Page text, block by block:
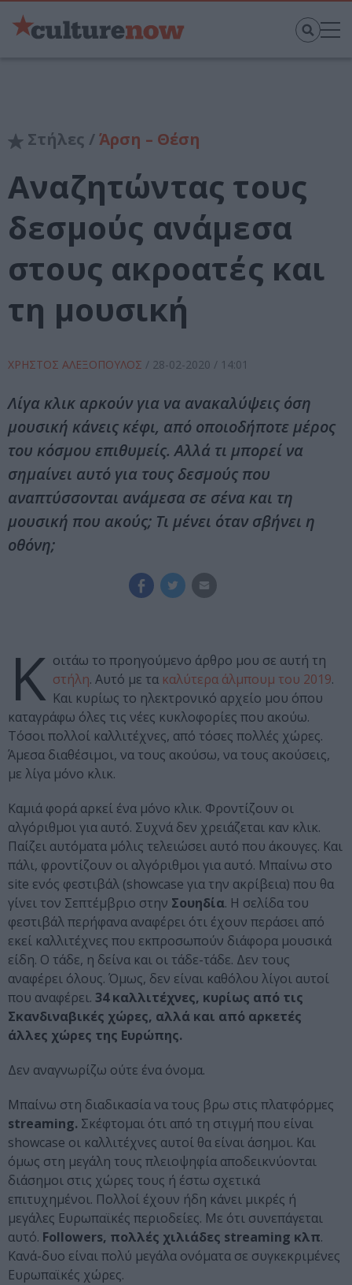
Στήλες /Άρση – Θέση
Αναζητώντας τους
δεσμούς ανάμεσα
στους ακροατές και
τη μουσική
ΧΡΗΣΤΟΣ ΑΛΕΞΟΠΟΥΛΟΣ / 28-02-2020 / 14:01
Λίγα κλικ αρκούν για να ανακαλύψεις όση
μουσική κάνεις κέφι, από οποιοδήποτε μέρος
του κόσμου επιθυμείς. Αλλά τι μπορεί να
σημαίνει αυτό για τους δεσμούς που
αναπτύσσονται ανάμεσα σε σένα και τη
μουσική που ακούς; Τι μένει όταν σβήνει η
οθόνη;
Κ οιτάω το προηγούμενο άρθρο μου σε αυτή τη
στήλη. Αυτό με τα καλύτερα άλμπουμ του 2019.
Και κυρίως το ηλεκτρονικό αρχείο μου όπου
καταγράφω όλες τις νέες κυκλοφορίες που ακούω.
Τόσοι πολλοί καλλιτέχνες, από τόσες πολλές χώρες.
Άμεσα διαθέσιμοι, να τους ακούσω, να τους ακούσεις,
με λίγα μόνο κλικ.
Καμιά φορά αρκεί ένα μόνο κλικ. Φροντίζουν οι
αλγόριθμοι για αυτό. Συχνά δεν χρειάζεται καν κλικ.
Παίζει αυτόματα μόλις τελειώσει αυτό που άκουγες. Και
πάλι, φροντίζουν οι αλγόριθμοι για αυτό. Μπαίνω στο
site ενός φεστιβάλ (showcase για την ακρίβεια) που θα
γίνει τον Σεπτέμβριο στην Σουηδία. Η σελίδα του
φεστιβάλ περήφανα αναφέρει ότι έχουν περάσει από
εκεί καλλιτέχνες που εκπροσωπούν διάφορα μουσικά
είδη. Ο τάδε, η δείνα και οι τάδε-τάδε. Δεν τους
αναφέρει όλους. Όμως, δεν είναι καθόλου λίγοι αυτοί
που αναφέρει. 34 καλλιτέχνες, κυρίως από τις
Σκανδιναβικές χώρες, αλλά και από αρκετές
άλλες χώρες της Ευρώπης.
Δεν αναγνωρίζω ούτε ένα όνομα.
Μπαίνω στη διαδικασία να τους βρω στις πλατφόρμες
streaming. Σκέφτομαι ότι από τη στιγμή που είναι
showcase οι καλλιτέχνες αυτοί θα είναι άσημοι. Και
όμως στη μεγάλη τους πλειοψηφία αποδεικνύονται
διάσημοι στις χώρες τους ή έστω σχετικά
επιτυχημένοι. Πολλοί έχουν ήδη κάνει μικρές ή
μεγάλες Ευρωπαϊκές περιοδείες. Με ότι συνεπάγεται
αυτό. Followers, πολλές χιλιάδες streaming κλπ.
Κανά-δυο είναι πολύ μεγάλα ονόματα σε συγκεκριμένες
Ευρωπαϊκές χώρες.